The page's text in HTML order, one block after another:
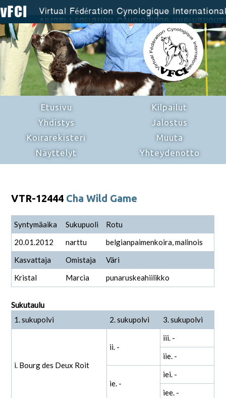
Etusivu
Yhdistys
Koirarekisteri
Näyttelyt
Kilpailut
Jalostus
Muuta
Yhteydenotto
VTR-12444 Cha Wild Game
Syntymäaika Sukupuoli
Rotu
20.01.2012
narttu
belgianpaimenkoira, malinois
Kasvattaja
Omistaja
Väri
Kristal
Marcia punaruskeahiilikko
Sukutaulu
1. sukupolvi
2. sukupolvi 3. sukupolvi
i. Bourg des Deux Roit
ii. -
iii. -
iie. -
ie. -
iei. -
iee. -